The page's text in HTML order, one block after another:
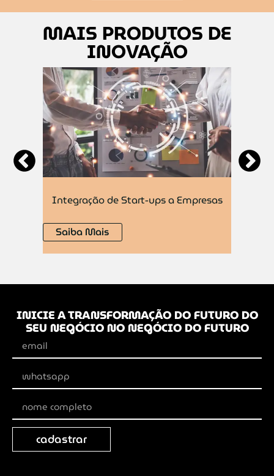
MAIS PRODUTOS DE
INOVAÇÃO
Integração de Start-ups a Empresas
Saiba Mais
INICIE A TRANSFORMAÇÃO DO FUTURO DO
SEU NEGÓCIO NO NEGÓCIO DO FUTURO
cadastrar